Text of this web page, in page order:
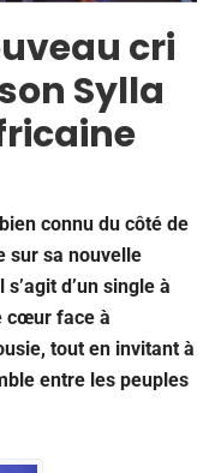
cri
Sylla
connu du côté de
sur sa nouvelle
d’un single à
cœur face à
tout en invitant à
entre les peuples